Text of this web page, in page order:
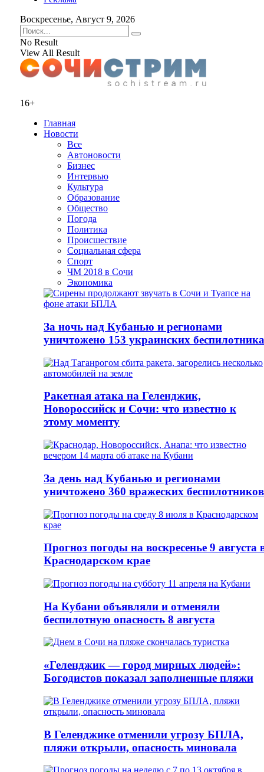
Воскресенье, Август 9, 2026
No Result
View All Result
16+
Главная
Новости
Все
Автоновости
Бизнес
Интервью
Культура
Образование
Общество
Погода
Политика
Происшествие
Социальная сфера
Спорт
ЧМ 2018 в Сочи
Экономика
За ночь над Кубанью и регионами
уничтожено 153 украинских беспилотника
Ракетная атака на Геленджик,
Новороссийск и Сочи: что известно к
этому моменту
За день над Кубанью и регионами
уничтожено 360 вражеских беспилотников
Прогноз погоды на воскресенье 9 августа
Краснодарском крае
На Кубани объявляли и отменяли
беспилотную опасность 8 августа
«Геленджик — город мирных людей»:
Богодистов показал заполненные пляжи
В Геленджике отменили угрозу БПЛА,
пляжи открыли, опасность миновала